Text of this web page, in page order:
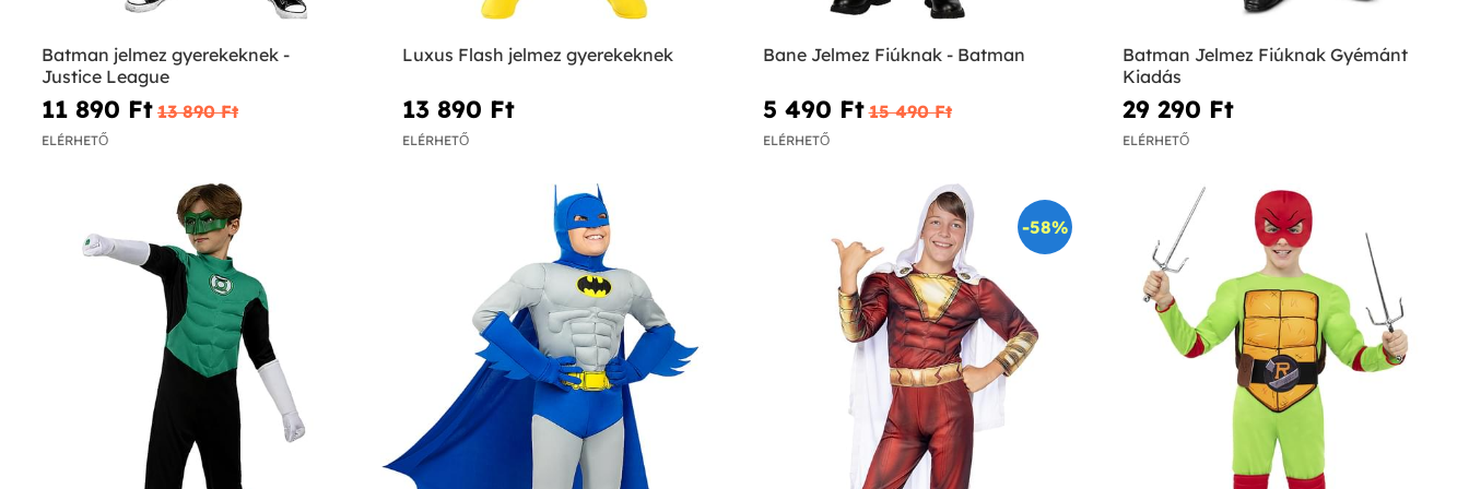
Batman jelmez gyerekeknek -
Justice League
11 890 Ft‎ 13 890 Ft‎
ELÉRHETŐ
Luxus Flash jelmez gyerekeknek
13 890 Ft‎
ELÉRHETŐ
Bane Jelmez Fiúknak - Batman
5 490 Ft‎ 15 490 Ft‎
ELÉRHETŐ
Batman Jelmez Fiúknak Gyémánt
Kiadás
29 290 Ft‎
ELÉRHETŐ
-58%